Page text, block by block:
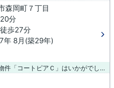
森岡町７丁目
分
歩27分
年 8月(築29年)
大府市近辺での新居ならご好評の物件「コートピアＣ」はいかがでしょうか。新築マンションです。大府市エリアにある賃貸情報のことなら、地域に密着した当社へお任せ下さい。当社は、多種多様な賃貸情報を取り扱っております。ご要望や不明な点などございましたら、お気軽にご連絡下さい。